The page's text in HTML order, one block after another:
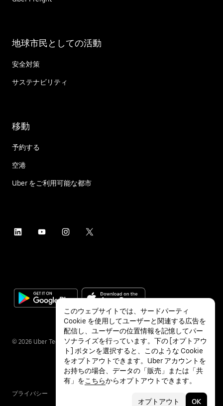
地球市民としての活動
安全対策
サステナビリティ
移動
予約する
空港
Uber をご利用可能な都市
© 2026 Uber Technologies Inc.
プライバシー
このウェブサイトでは、サードパーティ
Cookie を使用してユーザーと関連する広告を
配信し、ユーザーの位置情報を記憶してパー
ソナライズを行っています。下の [オプトアウ
ト] ボタンを選択すると、このような Cookie
をオプトアウトできます。Uber アカウントを
お持ちの場合、データの「販売」または「共
有」をこちらからオプトアウトできます。
オプトアウト OK